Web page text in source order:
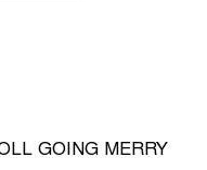
GOING MERRY